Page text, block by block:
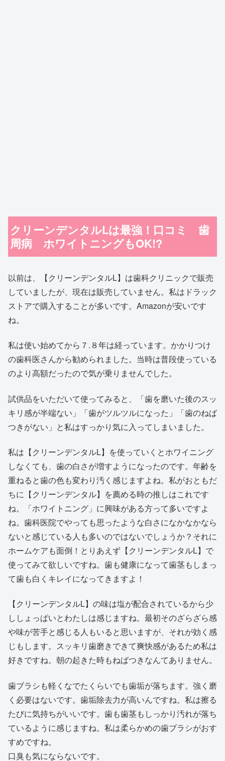
クリーンデンタルLは最強！口コミ 歯
周病 ホワイトニングもOK!?
以前は、【クリーンデンタルL】は歯科クリニックで販売
していましたが、現在は販売していません。私はドラック
ストアで購入することが多いです。Amazonが安いです
ね。
私は使い始めてから７.８年は経っています。かかりつけ
の歯科医さんから勧められました。当時は普段使っている
のより高額だったので気が乗りませんでした。
試供品をいただいて使ってみると、「歯を磨いた後のスッ
キリ感が半端ない」「歯がツルツルになった」「歯のねば
つきがない」と私はすっかり気に入ってしまいました。
私は【クリーンデンタルL】を使っていくとホワイニング
しなくても、歯の白さが増すようになったのです。年齢を
重ねると歯の色も変わり汚く感じますよね。私がおともだ
ちに【クリーンデンタル】を薦める時の推しはこれです
ね。「ホワイトニング」に興味がある方って多いですよ
ね。歯科医院でやっても思ったような白さになかなかなら
ないと感じている人も多いのではないでしょうか？それに
ホームケアも面倒！とりあえず【クリーンデンタルL】で
使ってみて欲しいですね。歯も健康になって歯茎もしまっ
て歯も白くキレイになってきますよ！
【クリーンデンタルL】の味は塩が配合されているから少
ししょっぱいとわたしは感じますね。最初そのざらざら感
や味が苦手と感じる人もいると思いますが、それが効く感
じもします。スッキリ歯磨きできて爽快感があるため私は
好きですね。朝の起きた時もねばつきなんてありません。
歯ブラシも軽くなでたくらいでも歯垢が落ちます。強く磨
く必要はないです。歯垢除去力が高いんですね。私は擦る
たびに気持ちがいいです。歯も歯茎もしっかり汚れが落ち
ているように感じますね。私は柔らかめの歯ブラシがおす
すめですね。
口臭も気にならないです。